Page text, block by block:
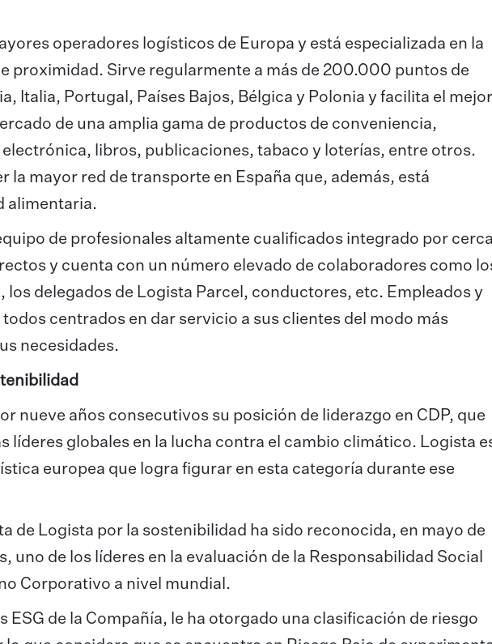
operadores logísticos de Europa y está especializada en la
proximidad. Sirve regularmente a más de 200.000 puntos de
Italia, Portugal, Países Bajos, Bélgica y Polonia y facilita el
de una amplia gama de productos de conveniencia,
libros, publicaciones, tabaco y loterías, entre otros.
la mayor red de transporte en España que, además, está
alimentaria.
de profesionales altamente cualificados integrado por
y cuenta con un número elevado de colaboradores como
los delegados de Logista Parcel, conductores, etc. Empleados y
centrados en dar servicio a sus clientes del modo más
necesidades.
nueve años consecutivos su posición de liderazgo en CDP, que
líderes globales en la lucha contra el cambio climático. Logista
europea que logra figurar en esta categoría durante ese
de Logista por la sostenibilidad ha sido reconocida, en mayo de
uno de los líderes en la evaluación de la Responsabilidad Social
Corporativo a nivel mundial.
ESG de la Compañía, le ha otorgado una clasificación de riesgo